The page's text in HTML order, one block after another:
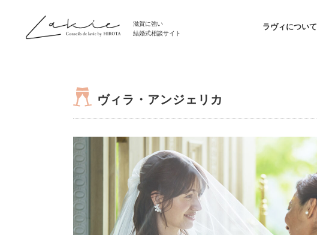
滋賀に強い
結婚式相談サイト
ラヴィについて
ヴィラ・アンジェリカ